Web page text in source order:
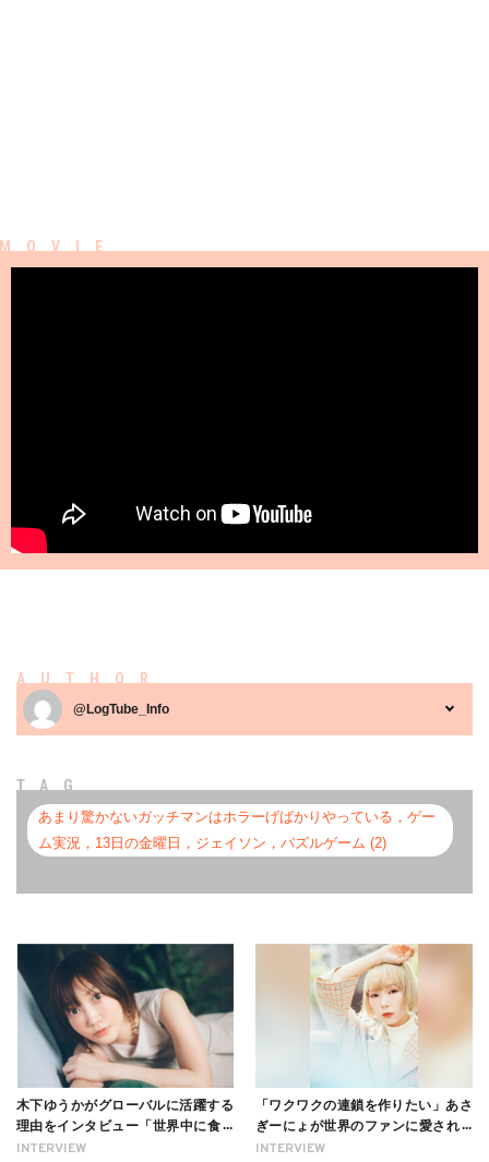
AUTHOR
@LogTube_Info
TAG
あまり驚かないガッチマンはホラーげばかりやっている，ゲー
ム実況，13日の金曜日，ジェイソン，パズルゲーム (2)
INTERVIEW
木下ゆうかがグローバルに活躍する
理由をインタビュー「世界中に食べ
る幸せを伝えたい」新事務所加入に
INTERVIEW
「ワクワクの連鎖を作りたい」あさ
ぎーにょが世界のファンに愛される
理由【インタビュー】